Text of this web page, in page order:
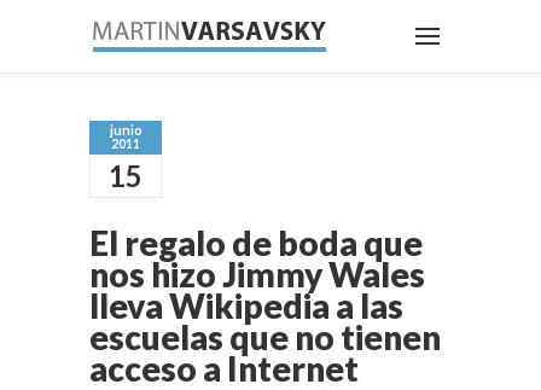
junio
2011
15
El regalo de boda que
nos hizo Jimmy Wales
lleva Wikipedia a las
escuelas que no tienen
acceso a Internet